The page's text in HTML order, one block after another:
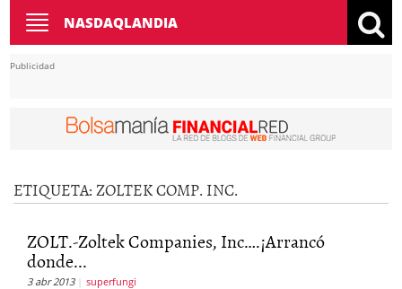
Toggle
navigation
NASDAQLANDIA
Publicidad
ETIQUETA: ZOLTEK COMP. INC.
ZOLT.-Zoltek Companies, Inc….¡Arrancó
donde...
3 abr 2013 superfungi